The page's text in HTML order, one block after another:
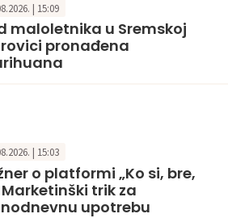
| 15:09
maloletnika u Sremskoj
pronađena
| 15:03
o platformi „Ko si, bre,
Marketinški trik za
upotrebu